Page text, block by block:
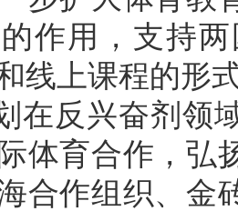
作用，支持
线上课程的形
在反兴奋剂领
体育合作，弘
合作组织、金